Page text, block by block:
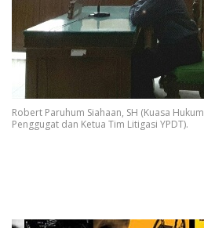
Robert Paruhum Siahaan, SH (Kuasa Hukum
Penggugat dan Ketua Tim Litigasi YPDT).